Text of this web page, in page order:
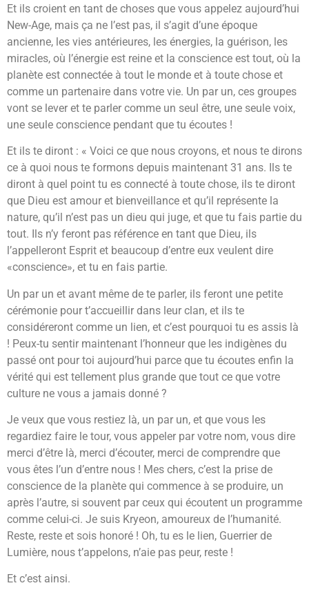
Et ils croient en tant de choses que vous appelez aujourd’hui
New-Age, mais ça ne l’est pas, il s’agit d’une époque
ancienne, les vies antérieures, les énergies, la guérison, les
miracles, où l’énergie est reine et la conscience est tout, où la
planète est connectée à tout le monde et à toute chose et
comme un partenaire dans votre vie. Un par un, ces groupes
vont se lever et te parler comme un seul être, une seule voix,
une seule conscience pendant que tu écoutes !
Et ils te diront : « Voici ce que nous croyons, et nous te dirons
ce à quoi nous te formons depuis maintenant 31 ans. Ils te
diront à quel point tu es connecté à toute chose, ils te diront
que Dieu est amour et bienveillance et qu’il représente la
nature, qu’il n’est pas un dieu qui juge, et que tu fais partie du
tout. Ils n’y feront pas référence en tant que Dieu, ils
l’appelleront Esprit et beaucoup d’entre eux veulent dire
«conscience», et tu en fais partie.
Un par un et avant même de te parler, ils feront une petite
cérémonie pour t’accueillir dans leur clan, et ils te
considéreront comme un lien, et c’est pourquoi tu es assis là
! Peux-tu sentir maintenant l’honneur que les indigènes du
passé ont pour toi aujourd’hui parce que tu écoutes enfin la
vérité qui est tellement plus grande que tout ce que votre
culture ne vous a jamais donné ?
Je veux que vous restiez là, un par un, et que vous les
regardiez faire le tour, vous appeler par votre nom, vous dire
merci d’être là, merci d’écouter, merci de comprendre que
vous êtes l’un d’entre nous ! Mes chers, c’est la prise de
conscience de la planète qui commence à se produire, un
après l’autre, si souvent par ceux qui écoutent un programme
comme celui-ci. Je suis Kryeon, amoureux de l’humanité.
Reste, reste et sois honoré ! Oh, tu es le lien, Guerrier de
Lumière, nous t’appelons, n’aie pas peur, reste !
Et c’est ainsi.